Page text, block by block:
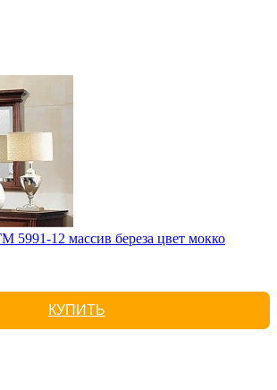
5991-12 массив береза цвет мокко
КУПИТЬ